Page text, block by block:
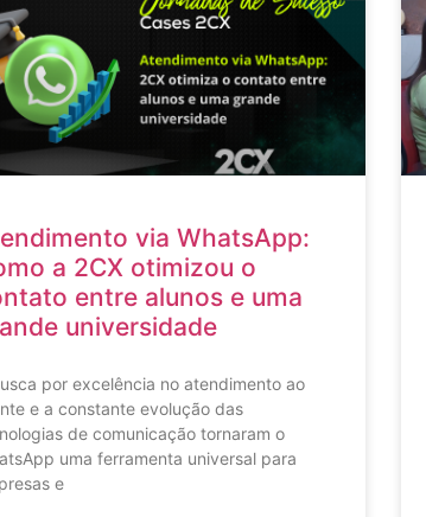
via WhatsApp:
a 2CX otimizou o
entre alunos e uma
universidade
por excelência no atendimento ao
e a constante evolução das
de comunicação tornaram o
uma ferramenta universal para
e